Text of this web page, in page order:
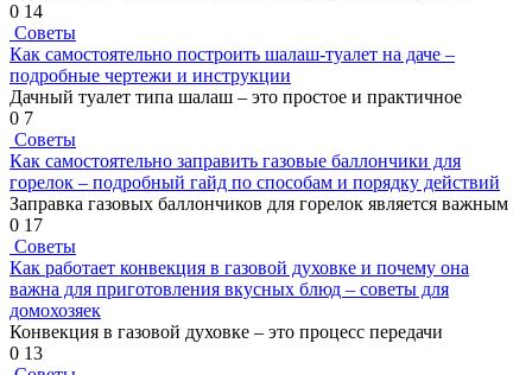
0 14
Советы
Как самостоятельно построить шалаш-туалет на даче –
подробные чертежи и инструкции
Дачный туалет типа шалаш – это простое и практичное
0 7
Советы
Как самостоятельно заправить газовые баллончики для
горелок – подробный гайд по способам и порядку действий
Заправка газовых баллончиков для горелок является важным
0 17
Советы
Как работает конвекция в газовой духовке и почему она
важна для приготовления вкусных блюд – советы для
домохозяек
Конвекция в газовой духовке – это процесс передачи
0 13